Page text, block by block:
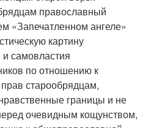
православный
«Запечатленном ангеле»
картину
самовластия
по отношению к
старообрядцам,
границы и не
очевидным кощунством,